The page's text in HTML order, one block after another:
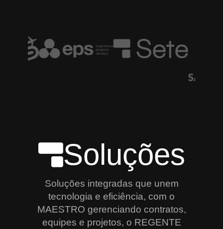
Soluções
Soluções integradas que unem
tecnologia e eficiência, com o
MAESTRO gerenciando contratos,
equipes e projetos, o REGENTE